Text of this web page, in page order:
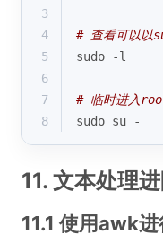
3
4
# 查看可以以
5
sudo -l
6
7
# 临时进入
8
sudo su -
11. 文本处理
11.1 使用awk